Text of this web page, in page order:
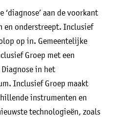
‘diagnose’ aan de voorkant
en onderstreept. Inclusief
op in. Gemeentelijke
Groep met een
in het
Inclusief Groep maakt
instrumenten en
technologieën, zoals